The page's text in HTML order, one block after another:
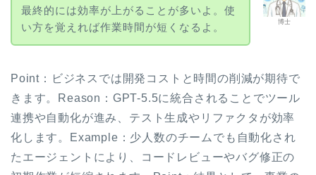
博士
最終的には効率が上がることが多いよ。使
い方を覚えれば作業時間が短くなるよ。
Point：ビジネスでは開発コストと時間の削減が期待で
きます。Reason：GPT-5.5に統合されることでツール
連携や自動化が進み、テスト生成やリファクタが効率
化します。Example：少人数のチームでも自動化され
たエージェントにより、コードレビューやバグ修正の